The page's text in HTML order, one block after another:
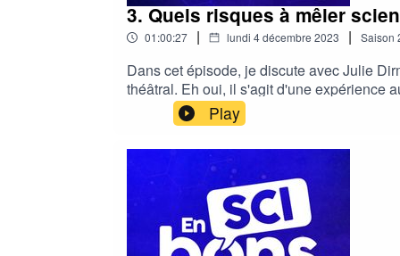
3. Quels risques à mêler
01:00:27 | lundi 4 décembre 2023 | Saison
Dans cet épisode, je discute avec Julie
théâtral. Eh oui, il s'agit d'une expérience
intergalactique. C'est drôle, c'est
d'écriture, sur la place de la fiction dans
: https://open.spotify.com/show/
: https://deezer.page.link/
https://www.instagram.com/
sci bons termes est le podcast où on
enseignante, formatrice et elle-même
Play